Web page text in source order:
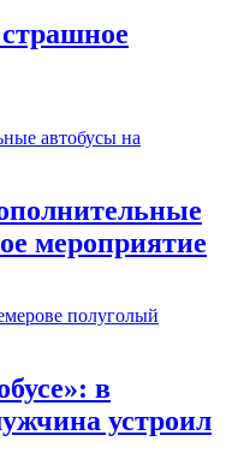
мероприятие
в
устроил